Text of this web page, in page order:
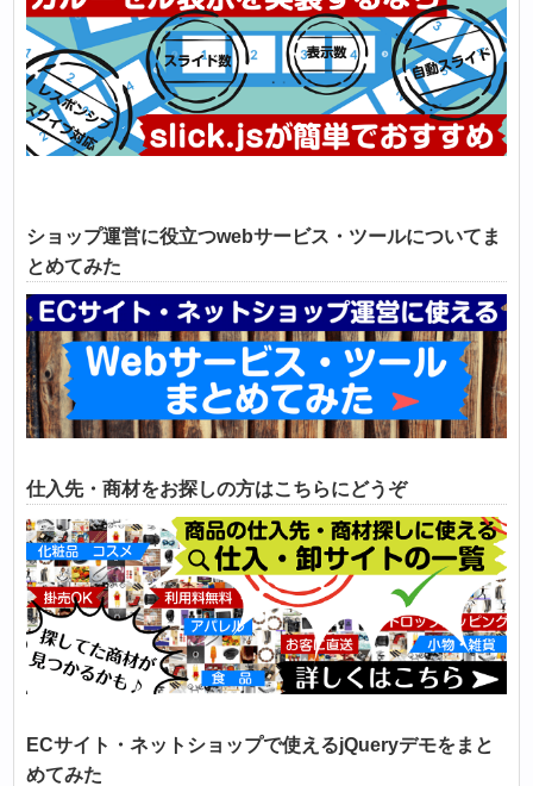
ショップ運営に役立つwebサービス・ツールについてま
とめてみた
仕入先・商材をお探しの方はこちらにどうぞ
ECサイト・ネットショップで使えるjQueryデモをまと
めてみた